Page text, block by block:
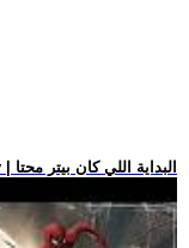
.. فيلم Spider-Man: Brand New Day | البداية اللي كان بيتر محتا